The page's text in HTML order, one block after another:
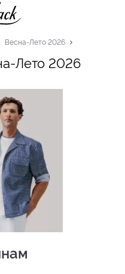
Весна-Лето 2026
Лето 2026